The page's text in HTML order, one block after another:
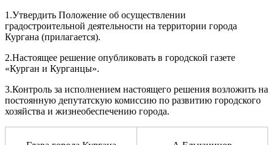
1.Утвердить Положение об осуществлении
градостроительной деятельности на территории города
Кургана (прилагается).
2.Настоящее решение опубликовать в городской газете
«Курган и Курганцы».
3.Контроль за исполнением настоящего решения возложить на
постоянную депутатскую комиссию по развитию городского
хозяйства и жизнеобеспечению города.